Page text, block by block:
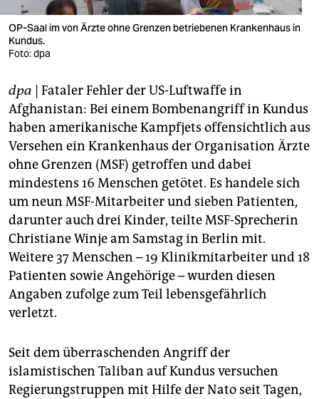
veranstaltungen
shop
fragen & hilfe
unterstützen
abo
genossenschaft
epaper login
OP-Saal im von Ärzte ohne Grenzen betriebenen Krankenhaus in
Kundus.
Foto: dpa
dpa | Fataler Fehler der US-Luftwaffe in
Afghanistan: Bei einem Bombenangriff in Kundus
haben amerikanische Kampfjets offensichtlich aus
Versehen ein Krankenhaus der Organisation Ärzte
ohne Grenzen (MSF) getroffen und dabei
mindestens 16 Menschen getötet. Es handele sich
um neun MSF-Mitarbeiter und sieben Patienten,
darunter auch drei Kinder, teilte MSF-Sprecherin
Christiane Winje am Samstag in Berlin mit.
Weitere 37 Menschen – 19 Klinikmitarbeiter und 18
Patienten sowie Angehörige – wurden diesen
Angaben zufolge zum Teil lebensgefährlich
verletzt.
Seit dem überraschenden Angriff der
islamistischen Taliban auf Kundus versuchen
Regierungstruppen mit Hilfe der Nato seit Tagen,